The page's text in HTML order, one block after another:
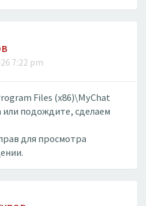
7:22 pm
Files (x86)\MyChat
подождите, сделаем
для просмотра